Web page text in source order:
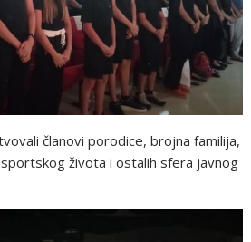
članovi porodice, brojna familija,
života i ostalih sfera javnog